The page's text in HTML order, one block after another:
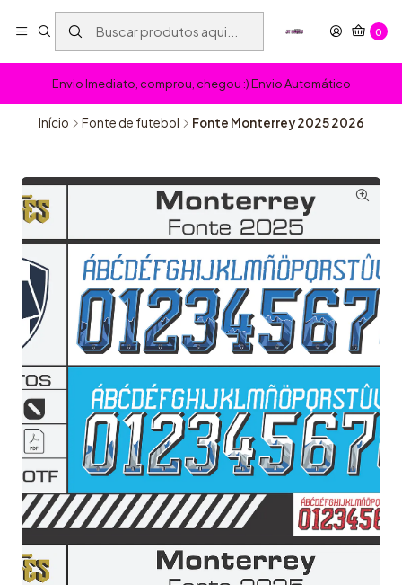
0
Envio Imediato, comprou, chegou :) Envio Automático
Início Fonte de futebol Fonte Monterrey 2025 2026